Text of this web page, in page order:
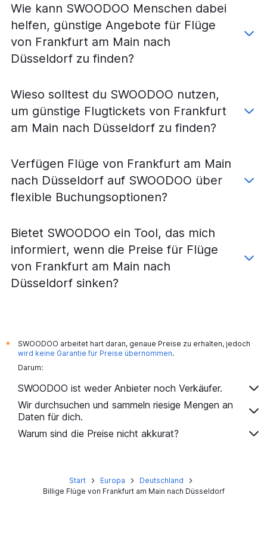
Flüge von Stuttgart nach Hamburg
Flüge von Hamburg nach Düsseldorf
Flüge von Saarbrücken nach Berlin
Flüge von Berlin nach Weeze, Niederrhein
Flüge von Berlin nach Frankfurt Hahn
Flüge von Düsseldorf nach Frankfurt am Main
Flüge von München nach Berlin
Flüge von Köln nach München
Flüge von München nach Frankfurt Hahn
Flüge von Weeze, Niederrhein nach Stuttgart
Flüge von Köln nach Stuttgart
Flüge von Berlin nach München
Flüge von Frankfurt am Main nach Stuttgart
Flüge von Leipzig nach Frankfurt am Main
Flüge von Köln nach Dresden
Wie kann SWOODOO Menschen dabei
helfen, günstige Angebote für Flüge
von Frankfurt am Main nach
Düsseldorf zu finden?
Wieso solltest du SWOODOO nutzen,
um günstige Flugtickets von Frankfurt
am Main nach Düsseldorf zu finden?
Verfügen Flüge von Frankfurt am Main
nach Düsseldorf auf SWOODOO über
flexible Buchungsoptionen?
Bietet SWOODOO ein Tool, das mich
informiert, wenn die Preise für Flüge
von Frankfurt am Main nach
Düsseldorf sinken?
*
SWOODOO arbeitet hart daran, genaue Preise zu erhalten, jedoch
wird keine Garantie für Preise übernommen.
Darum:
SWOODOO ist weder Anbieter noch Verkäufer.
Wir durchsuchen und sammeln riesige Mengen an
Daten für dich.
Warum sind die Preise nicht akkurat?
Start Europa
Deutschland
Billige Flüge von Frankfurt am Main nach Düsseldorf